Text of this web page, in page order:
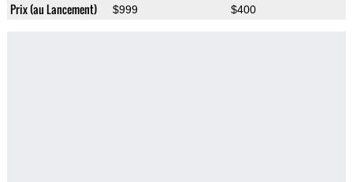
Prix (au Lancement) $999 $400